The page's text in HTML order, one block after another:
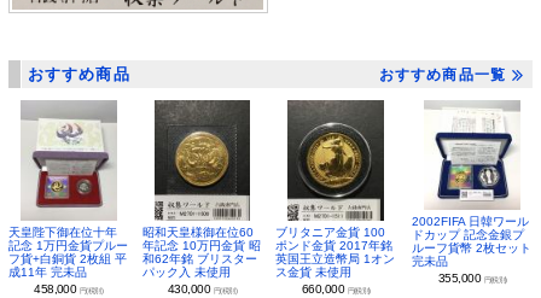
おすすめ商品 おすすめ商品一覧
天皇陛下御在位十年
記念 1万円金貨プルー
フ貨+白銅貨 2枚組 平
成11年 完未品
458,000 円(税別)
昭和天皇様御在位60
年記念 10万円金貨 昭
和62年銘 ブリスター
パック入 未使用
430,000 円(税別)
ブリタニア金貨 100
ポンド金貨 2017年銘
英国王立造幣局 1オン
ス金貨 未使用
660,000 円(税別)
2002FIFA 日韓ワール
ドカップ 記念金銀プ
ルーフ貨幣 2枚セット
完未品
355,000 円(税別)